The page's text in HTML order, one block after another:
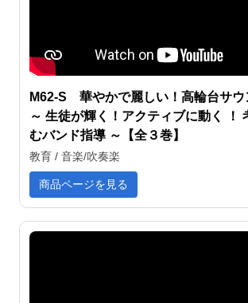
M62-S 華やかで麗しい！高輪台サウ
～ 生徒が輝く！アクティブに動く ！
むバンド指導 ～【全３巻】
教育 / 音楽/吹奏楽
商品ページを見る